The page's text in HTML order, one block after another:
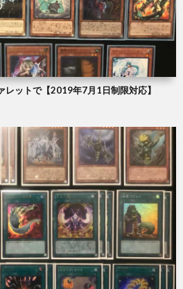
ットで【2019年7月1日制限対応】